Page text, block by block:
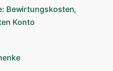
Bewirtungskosten,
Konto